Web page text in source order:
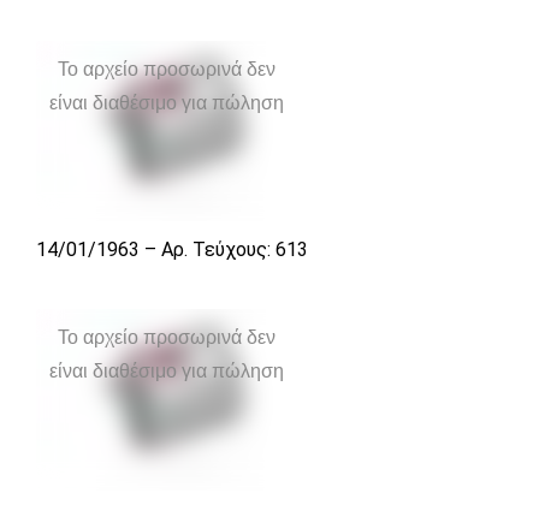
Το αρχείο προσωρινά δεν
είναι διαθέσιμο για πώληση
14/01/1963 – Αρ. Τεύχους: 613
Το αρχείο προσωρινά δεν
είναι διαθέσιμο για πώληση